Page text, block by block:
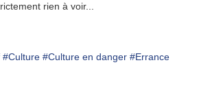
rien à voir...
#Culture #Culture en danger #Errance